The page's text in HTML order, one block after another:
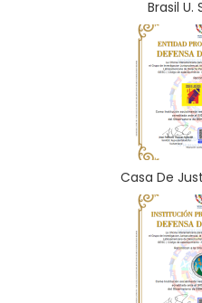
Brasil U.
Casa De